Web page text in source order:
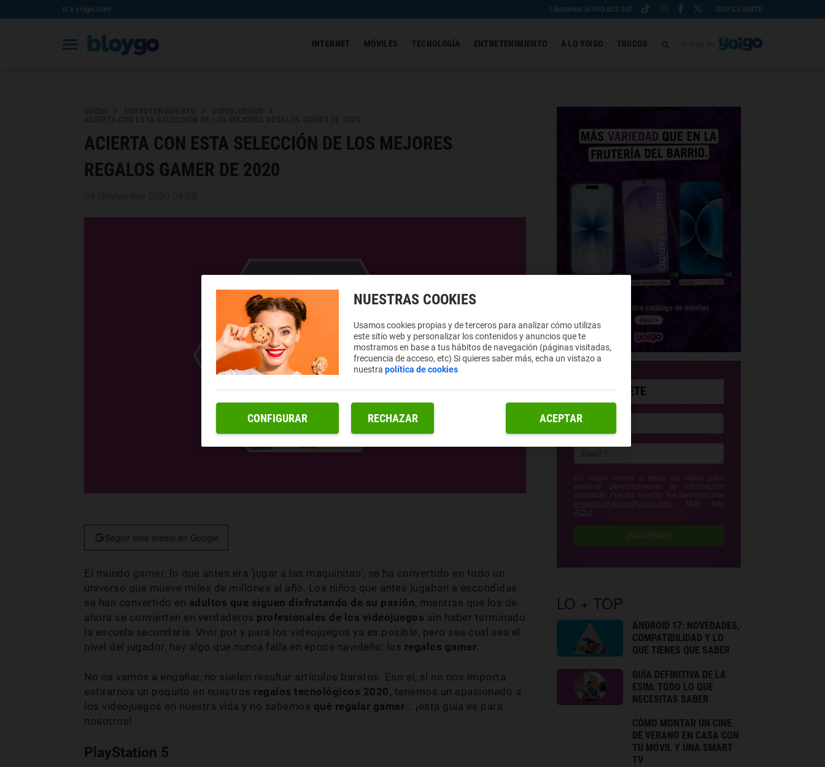
Ir a yoigo.com Llámanos al 900 622 247 SOY CLIENTE
INTERNET MÓVILES TECNOLOGÍA ENTRETENIMIENTO A LO YOIGO TRUCOS
ACIERTA CON ESTA SELECCIÓN DE LOS MEJORES
REGALOS GAMER DE 2020
Seguir este medio en Google
El mundo gamer, lo que antes era ‘jugar a las maquinitas’, se ha convertido en todo un
universo que mueve miles de millones al año. Los niños que antes jugaban a escondidas
se han convertido en adultos que siguen disfrutando de su pasión, mientras que los de
ahora se convierten en verdaderos profesionales de los videojuegos sin haber terminado
la escuela secundaria. Vivir por y para los videojuegos ya es posible, pero sea cual sea el
nivel del jugador, hay algo que nunca falla en época navideña: los regalos gamer
No os vamos a engañar, no suelen resultar artículos baratos. Eso sí, si no nos importa
estirarnos un poquito en nuestros regalos tecnológicos 2020, tenemos un apasionado a
los videojuegos en nuestra vida y no sabemos qué regalar gamer ... ¡esta guía es para
nosotros!
PlayStation 5
SUSCRÍBETE
En Yoigo vamos a tratar tus datos para
enviarte periódicamente la información
solicitada. Puedes ejercitar tus derechos con
privacidad-yoigo@yoigo.com . Más Info
AQUÍ
¡SÍGUENOS!
LO + TOP
ANDROID 17: NOVEDADES,
COMPATIBILIDAD Y LO
QUE TIENES QUE SABER
GUÍA DEFINITIVA DE LA
ESIM: TODO LO QUE
NECESITAS SABER
CÓMO MONTAR UN CINE
DE VERANO EN CASA CON
TU MÓVIL Y UNA SMART
TV
NUESTRAS COOKIES
Usamos cookies propias y de terceros para analizar cómo utilizas
este sitio web y personalizar los contenidos y anuncios que te
mostramos en base a tus hábitos de navegación (páginas visitadas,
frecuencia de acceso, etc) Si quieres saber más, echa un vistazo a
nuestrapolítica de cookies
RECHAZAR ACEPTAR
CONFIGURAR